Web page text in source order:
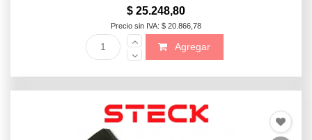
$ 25.248,80
Precio sin IVA: $ 20.866,78
Agregar